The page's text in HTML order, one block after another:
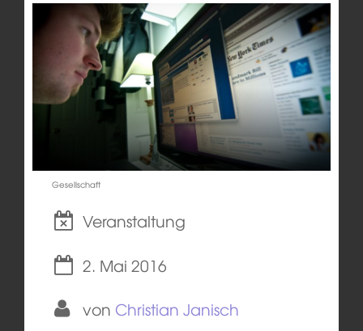
Gesellschaft
Veranstaltung
2. Mai 2016
von Christian Janisch